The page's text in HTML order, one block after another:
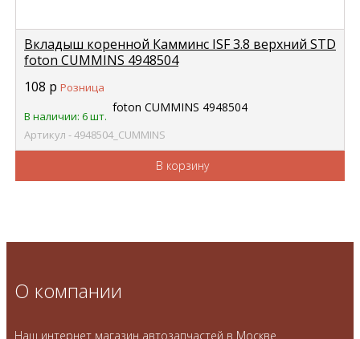
Вкладыш коренной Камминс ISF 3.8 верхний STD
foton CUMMINS 4948504
108 р Розница
В наличии: 6 шт.
Артикул - 4948504_CUMMINS
В корзину
О компании
Наш интернет магазин автозапчастей в Москве